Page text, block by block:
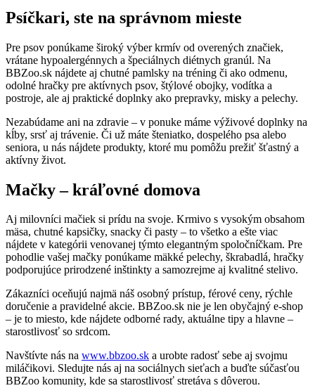
Psíčkari, ste na správnom mieste
Pre psov ponúkame široký výber krmív od overených značiek,
vrátane hypoalergénnych a špeciálnych diétnych granúl. Na
BBZoo.sk nájdete aj chutné pamlsky na tréning či ako odmenu,
odolné hračky pre aktívnych psov, štýlové obojky, vodítka a
postroje, ale aj praktické doplnky ako prepravky, misky a pelechy.
Nezabúdame ani na zdravie – v ponuke máme výživové doplnky na
kĺby, srsť aj trávenie. Či už máte šteniatko, dospelého psa alebo
seniora, u nás nájdete produkty, ktoré mu pomôžu prežiť šťastný a
aktívny život.
Mačky – kráľovné domova
Aj milovníci mačiek si prídu na svoje. Krmivo s vysokým obsahom
mäsa, chutné kapsičky, snacky či pasty – to všetko a ešte viac
nájdete v kategórii venovanej týmto elegantným spoločníčkam. Pre
pohodlie vašej mačky ponúkame mäkké pelechy, škrabadlá, hračky
podporujúce prirodzené inštinkty a samozrejme aj kvalitné stelivo.
Zákazníci oceňujú najmä náš osobný prístup, férové ceny, rýchle
doručenie a pravidelné akcie. BBZoo.sk nie je len obyčajný e-shop
– je to miesto, kde nájdete odborné rady, aktuálne tipy a hlavne –
starostlivosť so srdcom.
Navštívte nás na www.bbzoo.sk a urobte radosť sebe aj svojmu
miláčikovi. Sledujte nás aj na sociálnych sieťach a buďte súčasťou
BBZoo komunity, kde sa starostlivosť stretáva s dôverou.